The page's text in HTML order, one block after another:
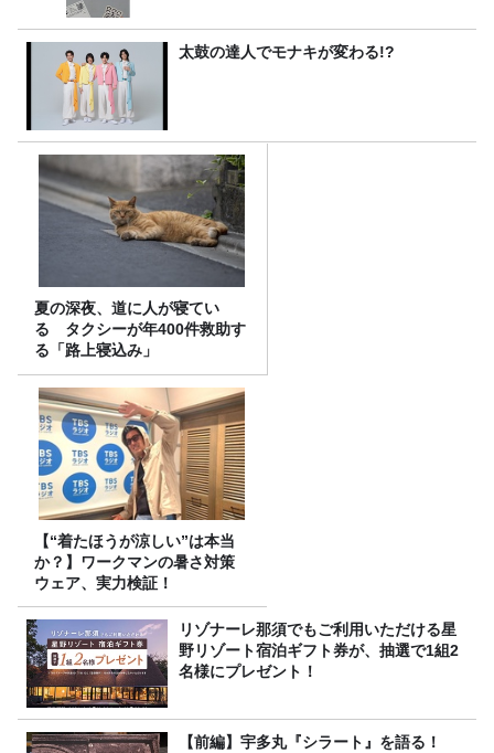
太鼓の達人でモナキが変わる!?
夏の深夜、道に人が寝てい
る タクシーが年400件救助す
る「路上寝込み」
【“着たほうが涼しい”は本当
か？】ワークマンの暑さ対策
ウェア、実力検証！
リゾナーレ那須でもご利用いただける星
野リゾート宿泊ギフト券が、抽選で1組2
名様にプレゼント！
【前編】宇多丸『シラート』を語る！